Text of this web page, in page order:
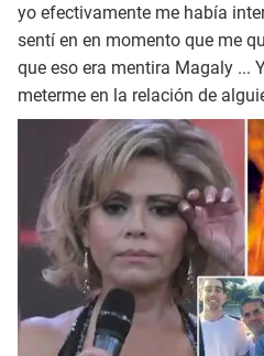
yo efectivamente me había
sentí en en momento que me
que eso era mentira Magaly ...
meterme en la relación de